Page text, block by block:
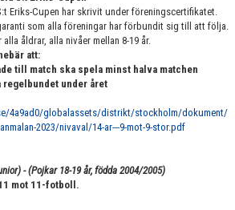
Eriks-Cupen har skrivit under föreningscertifikatet.
som alla föreningar har förbundit sig till att följa.
åldrar, alla nivåer mellan 8-19 år.
att:
till match ska spela minst halva matchen
under året
4a9ad0/globalassets/distrikt/stockholm/dokument/
2023/nivaval/14-ar---9-mot-9-stor.pdf
- (Pojkar 18-19 år, födda 2004/2005)
mot 11-fotboll.